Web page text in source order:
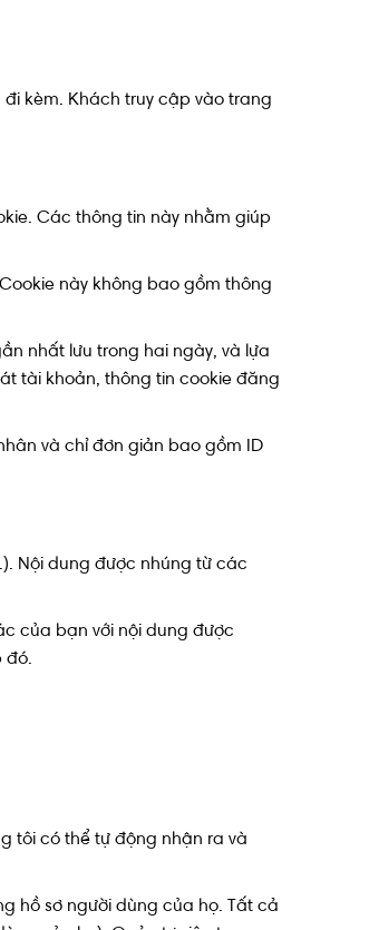
đi kèm. Khách truy cập vào trang
Các thông tin này nhằm giúp
này không bao gồm thông
nhất lưu trong hai ngày, và lựa
tài khoản, thông tin cookie đăng
và chỉ đơn giản bao gồm ID
Nội dung được nhúng từ các
của bạn với nội dung được
đó.
tôi có thể tự động nhận ra và
hồ sơ người dùng của họ. Tất cả